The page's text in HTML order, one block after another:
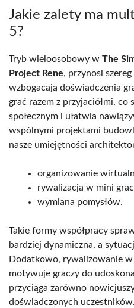
Jakie zalety ma
5?
Tryb wieloosobowy w The
Project Rene, przynosi
wzbogacają doświadczenia
grać razem z przyjaciółmi, co
społecznym i ułatwia
wspólnymi projektami
nasze umiejętności
organizowanie
rywalizacja w mini
wymiana pomysłów.
Takie formy współpracy
bardziej dynamiczna, a
Dodatkowo, rywalizowanie
motywuje graczy do
przyciąga zarówno
doświadczonych uczestników.